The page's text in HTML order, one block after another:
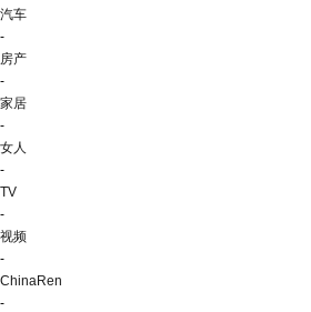
汽车
-
房产
-
家居
-
女人
-
TV
-
视频
-
ChinaRen
-